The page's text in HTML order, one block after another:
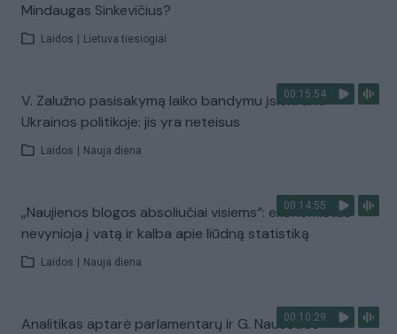
Mindaugas Sinkevičius?
Laidos Lietuva tiesiogiai
00:15:54
V. Zalužno pasisakymą laiko bandymu įsitvirtinti
Ukrainos politikoje: jis yra neteisus
Laidos Nauja diena
00:14:55
„Naujienos blogos absoliučiai visiems“: ekonomistas
nevynioja į vatą ir kalba apie liūdną statistiką
Laidos Nauja diena
00:10:29
Analitikas aptarė parlamentarų ir G. Nausėdos